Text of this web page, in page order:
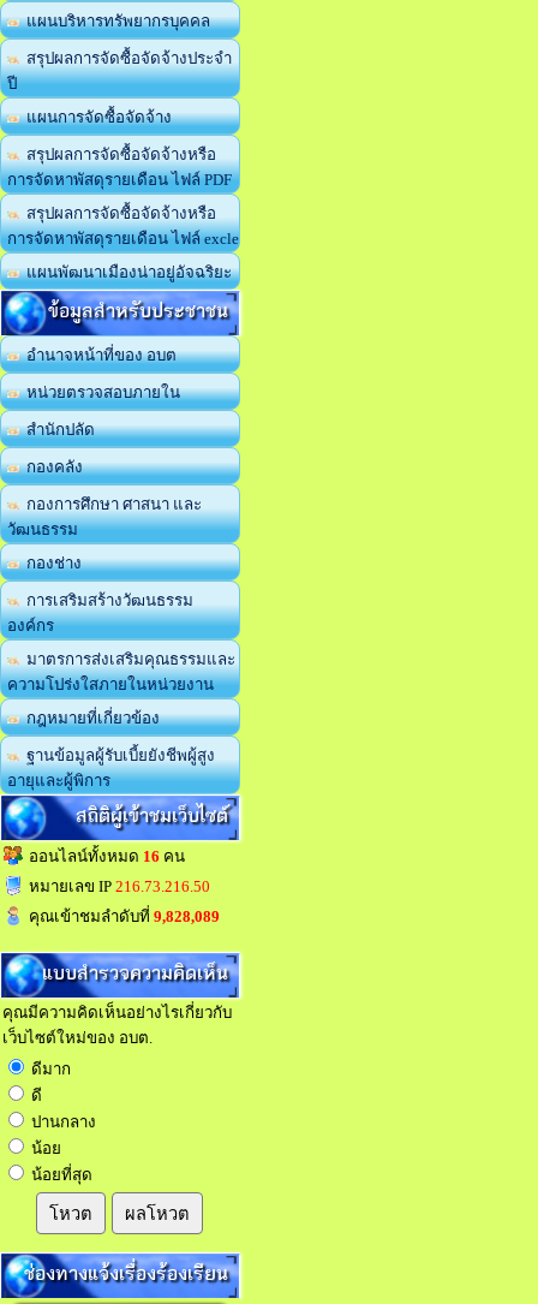
แผนบริหารทรัพยากรบุคคล
สรุปผลการจัดซื้อจัดจ้างประจำ
ปี
แผนการจัดซื้อจัดจ้าง
สรุปผลการจัดซื้อจัดจ้างหรือ
การจัดหาพัสดุรายเดือน ไฟล์ PDF
สรุปผลการจัดซื้อจัดจ้างหรือ
การจัดหาพัสดุรายเดือน ไฟล์ excle
แผนพัฒนาเมืองน่าอยู่อัจฉริยะ
ข้อมูลสำหรับประชาชน
อำนาจหน้าที่ของ อบต
หน่วยตรวจสอบภายใน
สำนักปลัด
กองคลัง
กองการศึกษา ศาสนา และ
วัฒนธรรม
กองช่าง
การเสริมสร้างวัฒนธรรม
องค์กร
มาตรการส่งเสริมคุณธรรมและ
ความโปร่งใสภายในหน่วยงาน
กฎหมายที่เกี่ยวข้อง
ฐานข้อมูลผู้รับเบี้ยยังชีพผู้สูง
อายุและผู้พิการ
สถิติผู้เข้าชมเว็บไซต์
ออนไลน์ทั้งหมด 16 คน
หมายเลข IP 216.73.216.50
คุณเข้าชมลำดับที่ 9,828,089
แบบสำรวจความคิดเห็น
คุณมีความคิดเห็นอย่างไรเกี่ยวกับ
เว็บไซต์ใหม่ของ อบต.
ดีมาก
ดี
ปานกลาง
น้อย
น้อยที่สุด
โหวต ผลโหวต
ช่องทางแจ้งเรื่องร้องเรียน